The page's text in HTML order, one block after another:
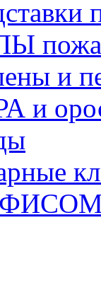
и
и